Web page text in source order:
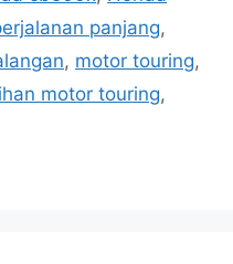
panjang,
, motor touring,
motor touring,